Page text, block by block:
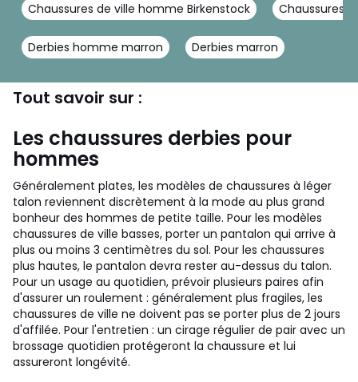
Chaussures de ville homme Birkenstock Chaussures
Derbies homme marron Derbies marron
Tout savoir sur :
Les chaussures derbies pour
hommes
Généralement plates, les modèles de chaussures à léger
talon reviennent discrètement à la mode au plus grand
bonheur des hommes de petite taille. Pour les modèles
chaussures de ville basses, porter un pantalon qui arrive à
plus ou moins 3 centimètres du sol. Pour les chaussures
plus hautes, le pantalon devra rester au-dessus du talon.
Pour un usage au quotidien, prévoir plusieurs paires afin
d'assurer un roulement : généralement plus fragiles, les
chaussures de ville ne doivent pas se porter plus de 2 jours
d'affilée. Pour l'entretien : un cirage régulier de pair avec un
brossage quotidien protégeront la chaussure et lui
assureront longévité.